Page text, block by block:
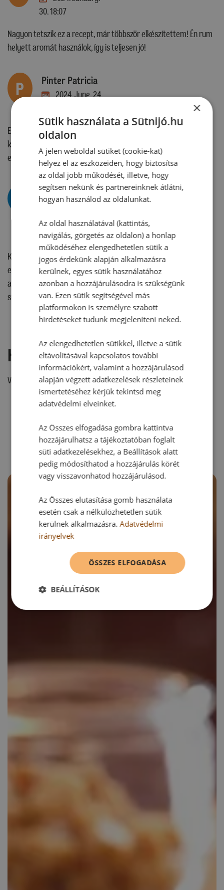
30. 18:07
Nagyon tetszik ez a recept, már többször elkészítettem! Én rum
helyett aromát használok, így is teljesen jó!
P Pinter Patricia
2024. June. 24.
Eletemben meg Nem lattam ilyen risa receptet egyalltalan Nem
kelt meg .. megis megprobaltam kisutni 2 masodperc svenne
egett kivulrol belulrol meg nyers … soha tobbet . Kuka
Dr. Oetker
Mesterkonyha
2024. June.
25. 07:45
Kedves Patricia! Nagyon sajnáljuk, hogy nem sikerült a fánkot
elkészíteni. Kipróbált, jól működő receptek kerülnek az oldalra,
amik az elkészítési leírásokat követve, élvezhető, finom
süteményeket eredményeznek. Üdvözlettel: A Sütnijó! csapata
Hozzászólás írása
Vélemény írásához, kérjük,jelentkezz be!
RECEPTAJÁNLÓ
×
Sütik használata a Sütnijó.hu
oldalon
A jelen weboldal sütiket (cookie-kat)
helyez el az eszközeiden, hogy biztosítsa
az oldal jobb működését, illetve, hogy
segítsen nekünk és partnereinknek átlátni,
hogyan használod az oldalunkat.
Az oldal használatával (kattintás,
navigálás, görgetés az oldalon) a honlap
működéséhez elengedhetetlen sütik a
jogos érdekünk alapján alkalmazásra
kerülnek, egyes sütik használatához
azonban a hozzájárulásodra is szükségünk
van. Ezen sütik segítségével más
platformokon is személyre szabott
hirdetéseket tudunk megjeleníteni neked.
Az elengedhetetlen sütikkel, illetve a sütik
eltávolításával kapcsolatos további
információkért, valamint a hozzájárulásod
alapján végzett adatkezelések részleteinek
ismertetéséhez kérjük tekintsd meg
adatvédelmi elveinket.
Az Összes elfogadása gombra kattintva
hozzájárulhatsz a tájékoztatóban foglalt
süti adatkezelésekhez, a Beállítások alatt
pedig módosíthatod a hozzájárulás körét
vagy visszavonhatod hozzájárulásod.
Az Összes elutasítása gomb használata
esetén csak a nélkülözhetetlen sütik
kerülnek alkalmazásra.Adatvédelmi
irányelvek
ÖSSZES ELFOGADÁSA
BEÁLLÍTÁSOK